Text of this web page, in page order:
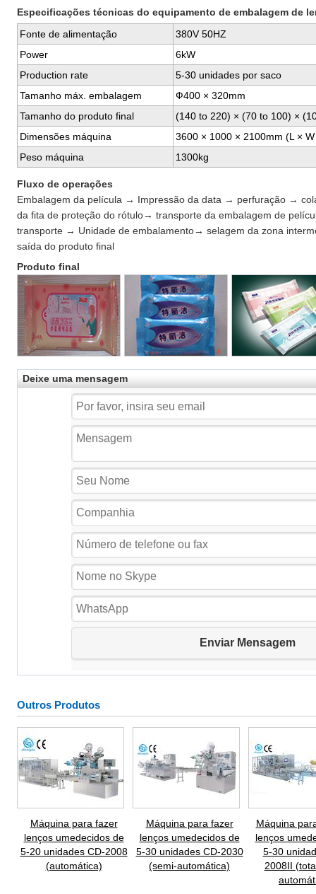
Especificações técnicas do equipamento de embalagem de
Fonte de alimentação
380V 50HZ
Power
6kW
Production rate
5-30 unidades por saco
Tamanho máx. embalagem
Ф400 × 320mm
Tamanho do produto final
(140 to 220) × (70 to 100) ×
Dimensões máquina
3600 × 1000 × 2100mm (L ×
Peso máquina
1300kg
Fluxo de operações
Embalagem da película → Impressão da data → perfuração →
da fita de proteção do rótulo→ transporte da embalagem de
transporte → Unidade de embalamento→ selagem da zona
saída do produto final
Produto final
Deixe uma mensagem
Outros Produtos
Máquina para fazer
lenços umedecidos de
5-20 unidades CD-2008
(automática)
Máquina para fazer
lenços umedecidos de
5-30 unidades CD-2030
(semi-automática)
Máquina
lenços
5-30
2008II